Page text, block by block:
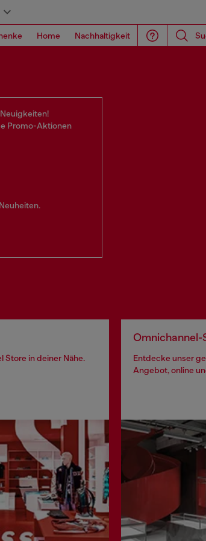
Home Nachhaltigkeit
Promo-Aktionen
Store in deiner Nähe.
Omnichannel-
Entdecke unser
Angebot, online